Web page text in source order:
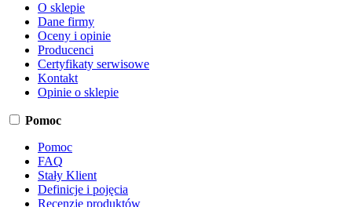
O sklepie
Dane firmy
Oceny i opinie
Producenci
Certyfikaty serwisowe
Kontakt
Opinie o sklepie
Pomoc
Pomoc
FAQ
Stały Klient
Definicje i pojęcia
Recenzje produktów